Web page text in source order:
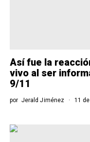
Así fue la
vivo al ser
9/11
por Jerald Jiménez 11